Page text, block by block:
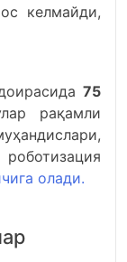
келмайди,
75
рақамли
олади.